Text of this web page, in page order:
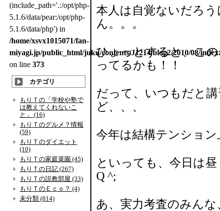
本人は自覚ないだろ
ん。。。
ひょっとすると、こ
ってるかも！！
だって、いつもだと
ど、、、
今年は結構テンショ
といっても、今日は
Q ^;
あ、実力考査のみん
(include_path='.:/opt/php-
5.1.6/data/pear:/opt/php-
5.1.6/data/php') in
/home/xsvx1015071/fan-
miyagi.jp/public_html/juku/contents/J1214/blog2/2010/08/
on line 373
カテゴリ
もりＴの「学校や塾で
は教えてくれないこ
と」 (16)
もりＴのグルメ？情報
(59)
もりＴのダイエット
(10)
もりＴの家庭菜園 (45)
もりＴの日記 (267)
もりＴの説教部屋 (33)
もりＴのＥｃｏ？ (4)
未分類 (814)